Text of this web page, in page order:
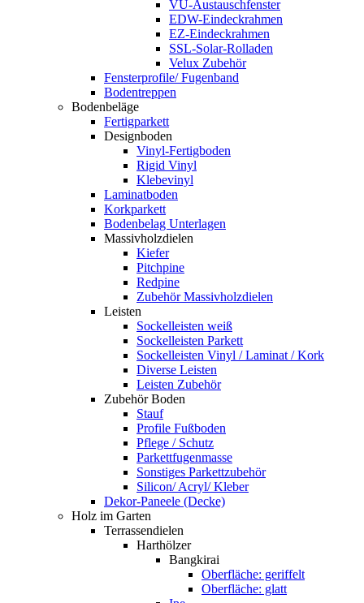
VU-Austauschfenster
EDW-Eindeckrahmen
EZ-Eindeckrahmen
SSL-Solar-Rolladen
Velux Zubehör
Fensterprofile/ Fugenband
Bodentreppen
Bodenbeläge
Fertigparkett
Designboden
Vinyl-Fertigboden
Rigid Vinyl
Klebevinyl
Laminatboden
Korkparkett
Bodenbelag Unterlagen
Massivholzdielen
Kiefer
Pitchpine
Redpine
Zubehör Massivholzdielen
Leisten
Sockelleisten weiß
Sockelleisten Parkett
Sockelleisten Vinyl / Laminat / Kork
Diverse Leisten
Leisten Zubehör
Zubehör Boden
Stauf
Profile Fußboden
Pflege / Schutz
Parkettfugenmasse
Sonstiges Parkettzubehör
Silicon/ Acryl/ Kleber
Dekor-Paneele (Decke)
Holz im Garten
Terrassendielen
Harthölzer
Bangkirai
Oberfläche: geriffelt
Oberfläche: glatt